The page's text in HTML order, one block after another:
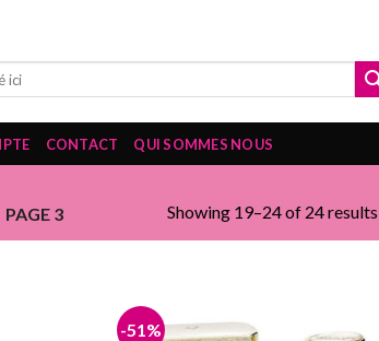
CONTACT QUI SOMMES NOUS
PAGE 3 Showing 19–24 of 24 results
-51%